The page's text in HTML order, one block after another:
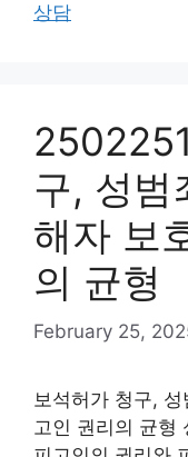
상담
구, 성범
해자 보
의 균형
February 25,
보석허가 청구,
고인 권리의 균형